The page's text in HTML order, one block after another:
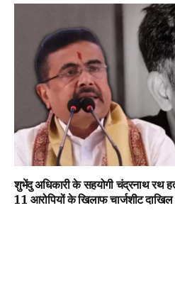
शुभेंदु अधिकारी के सहयोगी चंद्रनाथ रथ
11 आरोपियों के खिलाफ चार्जशीट दाखिल